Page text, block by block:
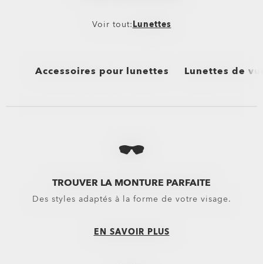
Voir tout:Lunettes
Accessoires pour lunettes Lunettes de
les Kits de Nettoyage pour Lunettes Oakley
Lentilles de rechange
Verres pour masques
Sport
Oakley Non-
TROUVER LA MONTURE PARFAITE
Des styles adaptés à la forme de votre visage.
EN SAVOIR PLUS